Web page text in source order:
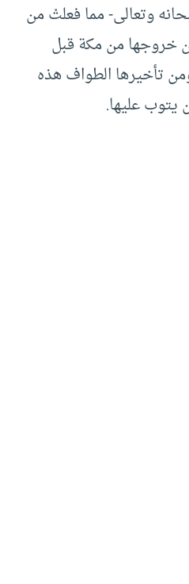
وتعالى- مما فعلتْ من
خروجها من مكة قبل
تأخيرها الطواف هذه
يتوب عليها.